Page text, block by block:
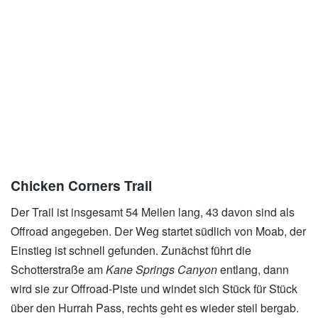
Chicken Corners Trail
Der Trail ist insgesamt 54 Meilen lang, 43 davon sind als
Offroad angegeben. Der Weg startet südlich von Moab, der
Einstieg ist schnell gefunden. Zunächst führt die
Schotterstraße amKane Springs Canyonentlang, dann
wird sie zur Offroad-Piste und windet sich Stück für Stück
über den Hurrah Pass, rechts geht es wieder steil bergab.